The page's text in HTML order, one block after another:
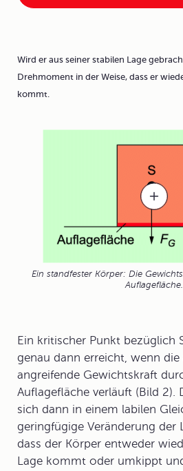
Wird er aus seiner stabilen Lage
Drehmoment in der Weise, dass er
kommt.
Ein standfester Körper: Die
Auflagefläche.
Ein kritischer Punkt bezüglich
genau dann erreicht, wenn
angreifende Gewichtskraft
Auflagefläche verläuft (Bild 2).
sich dann in einem labilen
geringfügige Veränderung der
dass der Körper entweder
Lage kommt oder umkippt